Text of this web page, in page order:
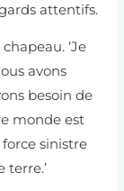
attentifs.
‘Je
avons
besoin de
monde est
sinistre
terre.’